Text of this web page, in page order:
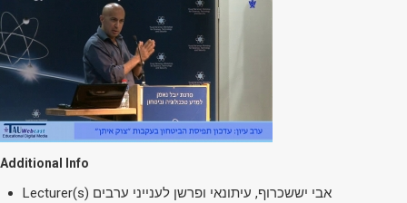
Additional Info
Lecturer(s) אבי יששכרוף, עיתונאי ופרשן לענייני ערבים